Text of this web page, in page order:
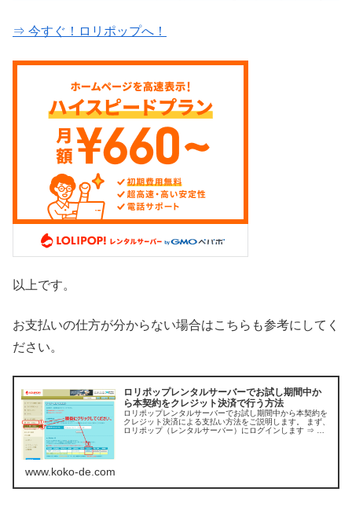
⇒ 今すぐ！ロリポップへ！
以上です。
お支払いの仕方が分からない場合はこちらも参考にしてく
ださい。
ロリポップレンタルサーバーでお試し期間中か
ら本契約をクレジット決済で行う方法
ロリポップレンタルサーバーでお試し期間中から本契約を
クレジット決済による支払い方法をご説明します。 まず、
ロリポップ（レンタルサーバー）にログインします ⇒ ロ
www.koko-de.com